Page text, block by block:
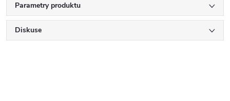
Parametry produktu
Diskuse